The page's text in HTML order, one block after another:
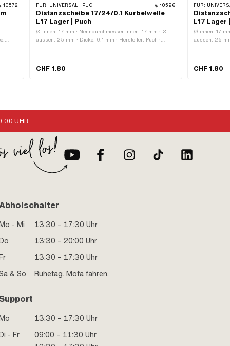
10572 FÜR: UNIVERSAL · PUCH 10596
Distanzscheibe 17/24/0.1 Kurbelwelle
L17 Lager | Puch
Ø innen: 17 mm · Nenndurchmesser innen: 17 mm · Ø
aussen: 25 mm · Dicke: 0.1 mm · Hersteller: Puch ·
CHF 1.80
FÜR:
L17 Lager
Ø innen: 17
aussen: 25
CHF 1.80
UHR
- Mi
13:30 – 17:30 Uhr
13:30 – 20:00 Uhr
13:30 – 17:30 Uhr
& So
Ruhetag. Mofa fahren.
13:30 – 17:30 Uhr
- Fr
09:00 – 11:30 Uhr